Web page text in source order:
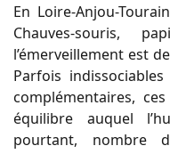
En Loire-Anjou-
Chauves-souris,
l’émerveillement est
Parfois
complémentaires,
équilibre auquel
pourtant, nombre